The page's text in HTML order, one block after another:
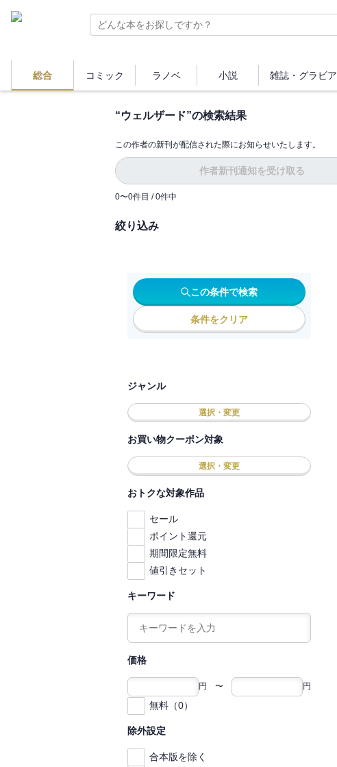
総合 コミック ラノベ 小説 雑誌・ グラビア
“ウェルザード”の検索結果
この作者の新刊が配信された際にお知らせいたします。
作者新刊通知を受け取る
0〜0件目 / 0件中
絞り込み
この条件で検索
条件をクリア
ジャンル
選択・変更
お買い物クーポン対象
選択・変更
おトクな対象作品
セール
ポイント還元
期間限定無料
値引きセット
キーワード
価格
円 〜 円
無料（0）
除外設定
合本版を除く